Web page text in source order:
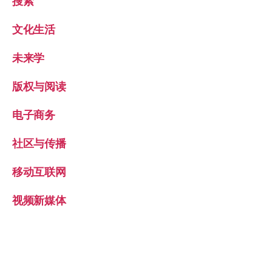
文化生活
未来学
版权与阅读
电子商务
社区与传播
移动互联网
视频新媒体